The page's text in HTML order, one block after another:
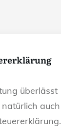
überlässt
auch